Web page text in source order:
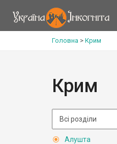
Головна > Крим
Крим
Алушта